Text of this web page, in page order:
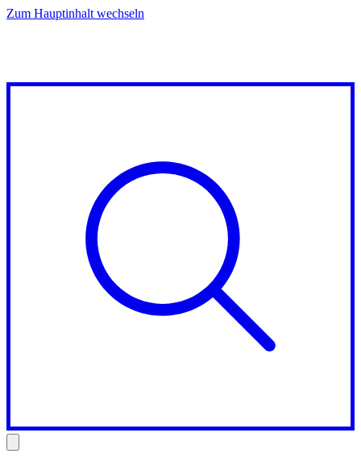
Zum Hauptinhalt wechseln